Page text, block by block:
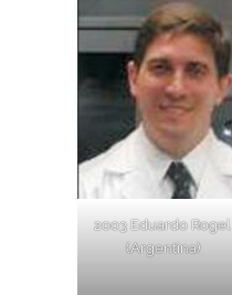
2003 Eduardo Rogel
(Argentina)